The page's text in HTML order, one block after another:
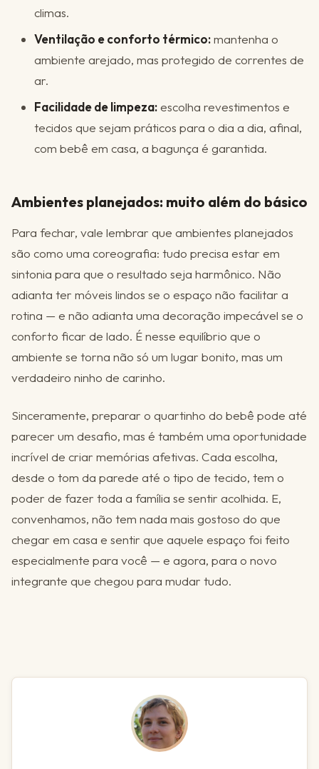
climas.
Ventilação e conforto térmico:mantenha o
ambiente arejado, mas protegido de correntes de
ar.
Facilidade de limpeza:escolha revestimentos e
tecidos que sejam práticos para o dia a dia, afinal,
com bebê em casa, a bagunça é garantida.
Ambientes planejados: muito além do básico
Para fechar, vale lembrar que ambientes planejados
são como uma coreografia: tudo precisa estar em
sintonia para que o resultado seja harmônico. Não
adianta ter móveis lindos se o espaço não facilitar a
rotina — e não adianta uma decoração impecável se o
conforto ficar de lado. É nesse equilíbrio que o
ambiente se torna não só um lugar bonito, mas um
verdadeiro ninho de carinho.
Sinceramente, preparar o quartinho do bebê pode até
parecer um desafio, mas é também uma oportunidade
incrível de criar memórias afetivas. Cada escolha,
desde o tom da parede até o tipo de tecido, tem o
poder de fazer toda a família se sentir acolhida. E,
convenhamos, não tem nada mais gostoso do que
chegar em casa e sentir que aquele espaço foi feito
especialmente para você — e agora, para o novo
integrante que chegou para mudar tudo.